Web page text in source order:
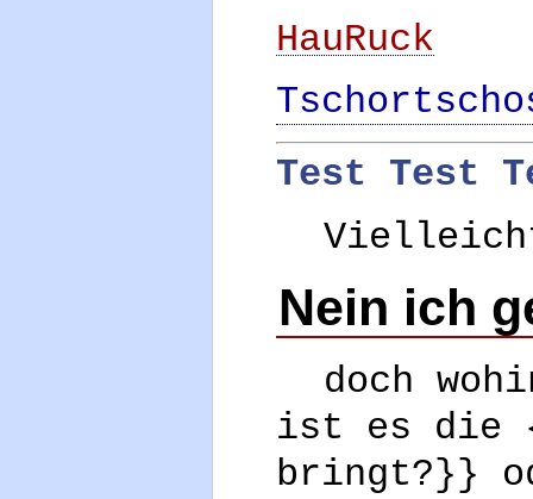
HauRuck
Test Test
Nein ich
doch
ist es die
bringt?}}